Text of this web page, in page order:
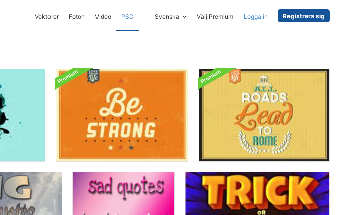
Vektorer Foton Video PSD Svenska Välj Premium Logga in Registrera sig